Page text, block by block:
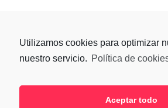
Utilizamos cookies para optimizar
nuestro servicio. Política de
Aceptar todo